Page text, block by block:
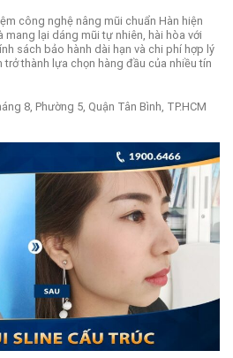
công nghệ nâng mũi chuẩn Hàn hiện
lại dáng mũi tự nhiên, hài hòa với
sách bảo hành dài hạn và chi phí hợp lý
trở thành lựa chọn hàng đầu của nhiều tín
8, Phường 5, Quận Tân Bình, TP.HCM